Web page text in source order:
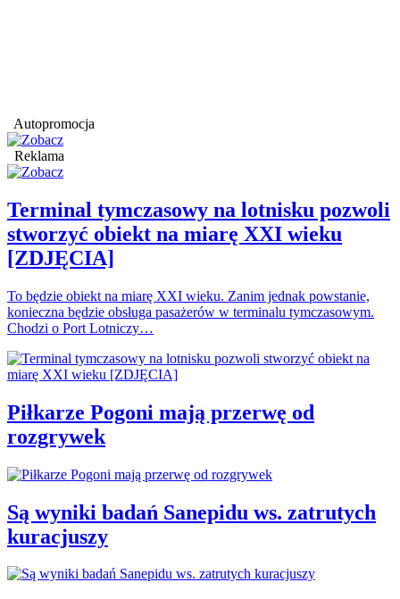
Autopromocja
Reklama
Terminal tymczasowy na lotnisku pozwoli
stworzyć obiekt na miarę XXI wieku
[ZDJĘCIA]
To będzie obiekt na miarę XXI wieku. Zanim jednak powstanie,
konieczna będzie obsługa pasażerów w terminalu tymczasowym.
Chodzi o Port Lotniczy…
Piłkarze Pogoni mają przerwę od
rozgrywek
Są wyniki badań Sanepidu ws. zatrutych
kuracjuszy